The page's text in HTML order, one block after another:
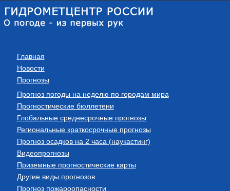
Главная
Новости
Прогнозы
Прогноз погоды на неделю по городам мира
Прогностические бюллетени
Глобальные среднесрочные прогнозы
Региональные краткосрочные прогнозы
Прогноз осадков на 2 часа (наукастинг)
Видеопрогнозы
Приземные прогностические карты
Другие виды прогнозов
Прогноз пожароопасности